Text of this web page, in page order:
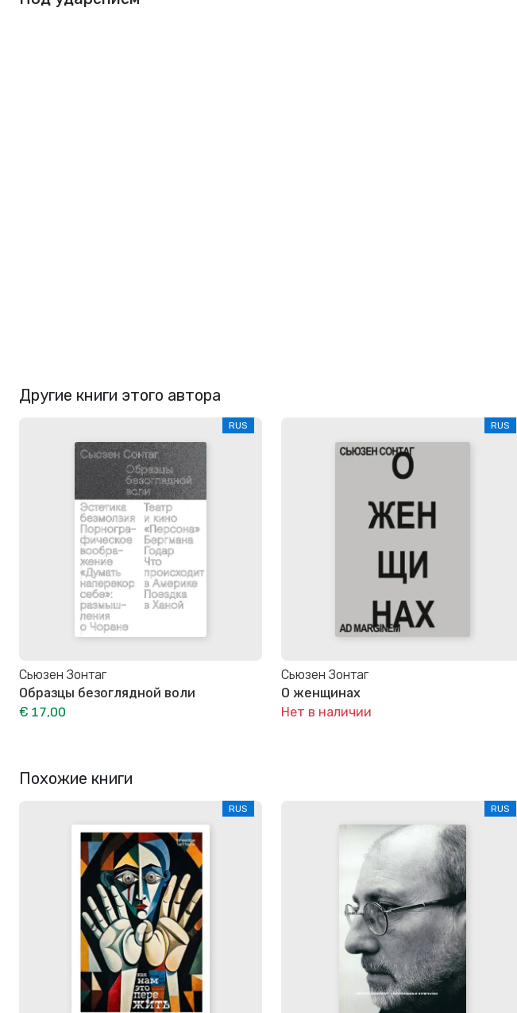
Другие книги этого автора
RUS
Сьюзен Зонтаг
Образцы безоглядной воли
€ 17,00
RUS
Сьюзен Зонтаг
О женщинах
Нет в наличии
Похожие книги
RUS RUS